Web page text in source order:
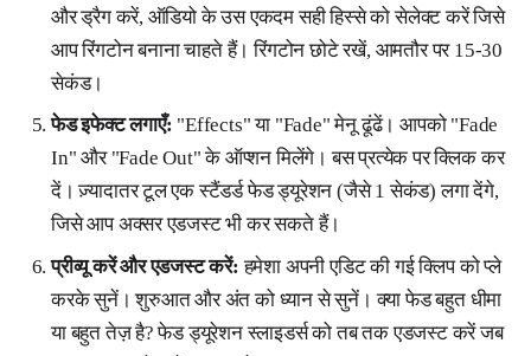
और ड्रैग करें, ऑडियो के उस एकदम सही हिस्से को सेलेक्ट करें जिसे
आप रिंगटोन बनाना चाहते हैं। रिंगटोन छोटे रखें, आमतौर पर 15-30
सेकंड।
फेड इफेक्ट लगाएँ: "Effects" या "Fade" मेनू ढूंढें। आपको "Fade
In" और "Fade Out" के ऑप्शन मिलेंगे। बस प्रत्येक पर क्लिक कर
दें। ज़्यादातर टूल एक स्टैंडर्ड फेड ड्यूरेशन (जैसे 1 सेकंड) लगा देंगे,
जिसे आप अक्सर एडजस्ट भी कर सकते हैं।
प्रीव्यू करें और एडजस्ट करें: हमेशा अपनी एडिट की गई क्लिप को प्ले
करके सुनें। शुरुआत और अंत को ध्यान से सुनें। क्या फेड बहुत धीमा
या बहुत तेज़ है? फेड ड्यूरेशन स्लाइडर्स को तब तक एडजस्ट करें जब